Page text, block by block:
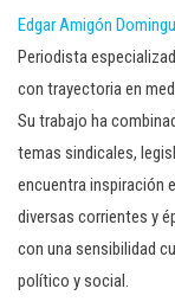
Edgar Amigón
Periodista
con trayectoria en
Su trabajo ha
temas sindicales,
encuentra inspiración
diversas corrientes y
con una sensibilidad
político y social.